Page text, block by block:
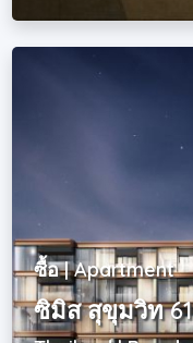
ซื้อ | Apartment
ซิมิส สุขุมวิท